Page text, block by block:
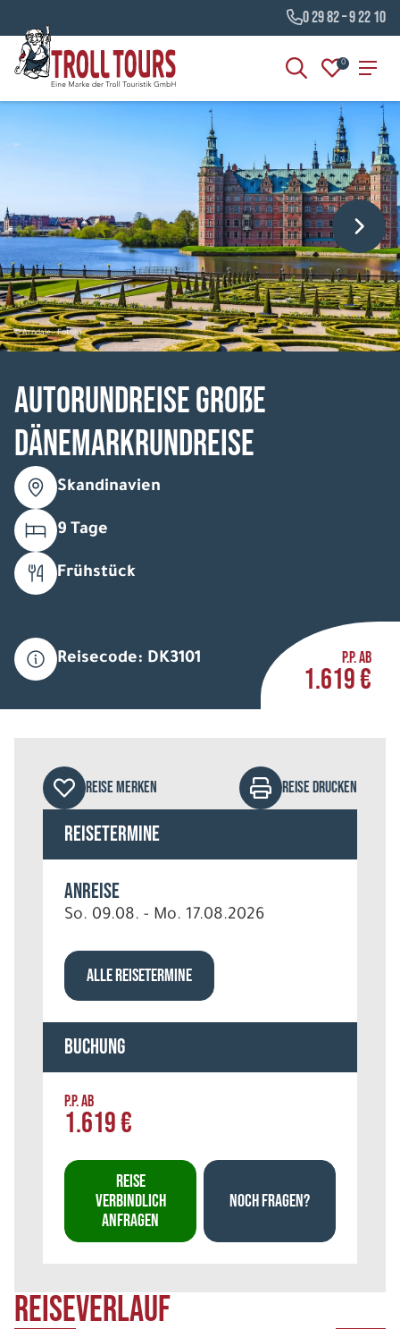
0 29 82 – 9 22 10
0
© Arndale - Fotolia
Autorundreise Große
Dänemarkrundreise
Skandinavien
9 Tage
Frühstück
Reisecode: DK3101 P.P. AB
1.619 €
REISEVERLAUF
REISE MERKEN REISE DRUCKEN
Reisetermine
Anreise
So. 09.08. - Mo. 17.08.2026
ALLE REISETERMINE
Buchung
P.P. AB
1.619 €
REISE
VERBINDLICH
ANFRAGEN
NOCH FRAGEN?